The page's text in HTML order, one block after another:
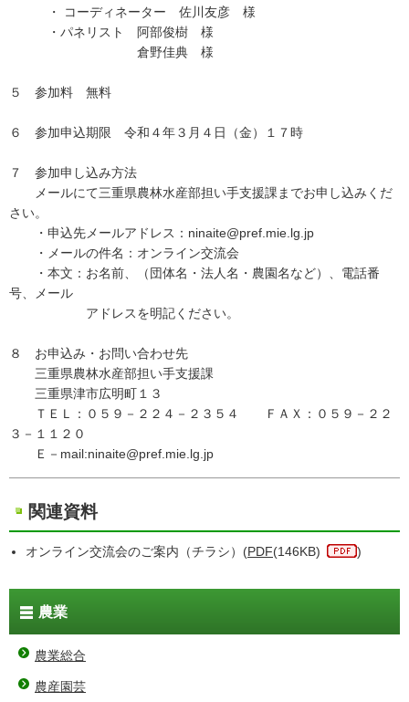
・ コーディネーター 佐川友彦 様
・パネリスト 阿部俊樹 様
倉野佳典 様
５ 参加料 無料
６ 参加申込期限 令和４年３月４日（金）１７時
７ 参加申し込み方法
メールにて三重県農林水産部担い手支援課までお申し込みくだ
さい。
・申込先メールアドレス：ninaite@pref.mie.lg.jp
・メールの件名：オンライン交流会
・本文：お名前、（団体名・法人名・農園名など）、電話番
号、メール
アドレスを明記ください。
８ お申込み・お問い合わせ先
三重県農林水産部担い手支援課
三重県津市広明町１３
ＴＥＬ：０５９－２２４－２３５４ ＦＡＸ：０５９－２２
３－１１２０
Ｅ－mail:ninaite@pref.mie.lg.jp
関連資料
オンライン交流会のご案内（チラシ）(PDF(146KB) )
農業
農業総合
農産園芸